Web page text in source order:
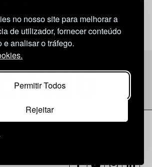
no nosso site para melhorar a
de utilizador, fornecer conteúdo
e analisar o tráfego.
Permitir Todos
Rejeitar